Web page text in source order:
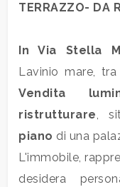
TERRAZZO- DA
In Via Stella
Lavinio mare,
Vendita
ristrutturare,
piano di una
L'immobile,
desidera
Totale
mq